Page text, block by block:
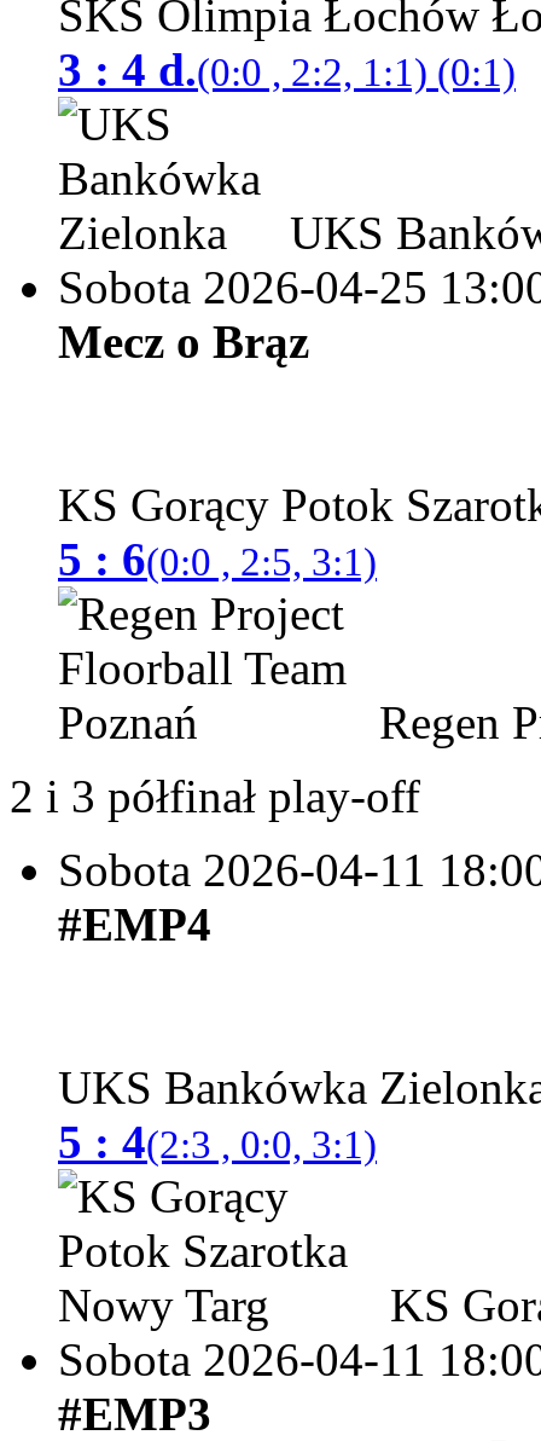
SKS Olimpia Łochów
3 : 4 d.(0:0 , 2:2, 1:1) (0:1)
UKS
Sobota 2026-04-25
Mecz o Brąz
KS Gorący Potok
5 : 6(0:0 , 2:5, 3:1)
Regen
2 i 3 półfinał play-off
Sobota 2026-04-11
#EMP4
UKS Bankówka
5 : 4(2:3 , 0:0, 3:1)
KS
Sobota 2026-04-11
#EMP3